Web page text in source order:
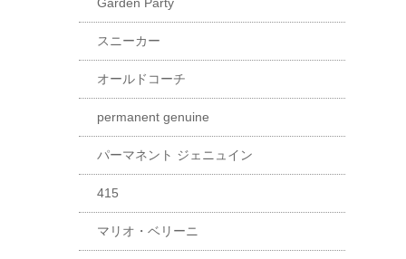
スニーカー
オールドコーチ
permanent genuine
パーマネント ジェニュイン
415
マリオ・ベリーニ